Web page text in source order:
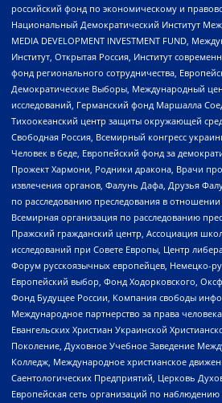
российский фонд по экономическому и
Национальный Демократический Институт
MEDIA DEVELOPMENT INVESTMENT FUND,
Институт, Открытая Россия, Институт
фонд регионального сотрудничества,
Демократические Выборы, Международный
исследований, Германский фонд Маршалла
Тихоокеанский центр защиты окружающей
Свободная Россия, Всемирный конгресс
Человек в беде, Европейский фонд за
Прожект Хармони, Родники дракона, Врачи
извлечения органов, Фалунь Дафа, Друзья
по расследованию преследования в
Всемирная организация по расследованию
Пражский гражданский центр, Ассоциация
исследований при Совете Европы, Центр
Форум русскоязычных европейцев, Немецко-
Европейский выбор, Фонд Ходорковского,
Фонд Будущее России, Компания свободы
Международное партнерство за права
Евангельских Христиан Украинской
Поколение, Духовное Учебное Заведение
Колледж, Международное христианское
Саентологических Предприятий, Церковь
Европейская сеть организаций по